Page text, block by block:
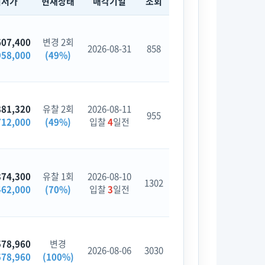
변경 2회
(49%)
2026-08-31 858
유찰 2회
(49%)
2026-08-11
입찰4일전 955
유찰 1회
(70%)
2026-08-10
입찰3일전 1302
변경
(100%)
2026-08-06 3030